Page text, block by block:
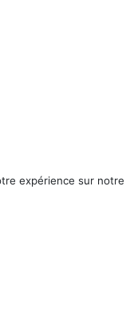
expérience sur notre